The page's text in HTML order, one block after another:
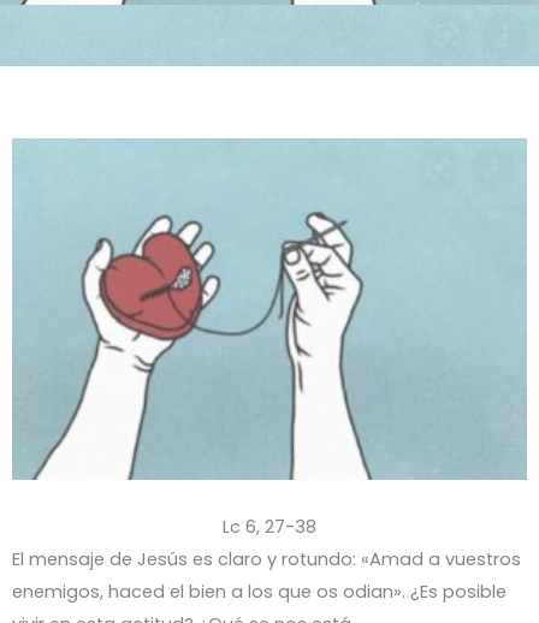
Lc 6, 27-38
El mensaje de Jesús es claro y rotundo: «Amad a vuestros
enemigos, haced el bien a los que os odian». ¿Es posible